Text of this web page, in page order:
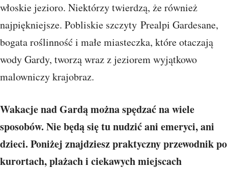
włoskie jezioro. Niektórzy twierdzą, że również
najpiękniejsze. Pobliskie szczyty Prealpi Gardesane,
bogata roślinność i małe miasteczka, które otaczają
wody Gardy, tworzą wraz z jeziorem wyjątkowo
malowniczy krajobraz.
Wakacje nad Gardą można spędzać na wiele
sposobów. Nie będą się tu nudzić ani emeryci, ani
dzieci. Poniżej znajdziesz praktyczny przewodnik po
kurortach, plażach i ciekawych miejscach